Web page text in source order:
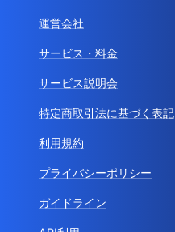
運営会社
サービス・料金
サービス説明会
特定商取引法に基づく表記
利用規約
プライバシーポリシー
ガイドライン